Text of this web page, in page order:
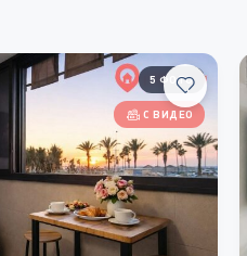
5 ФОТО
С ВИДЕО